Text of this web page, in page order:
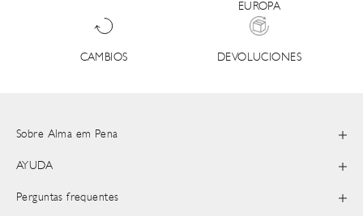
EUROPA
CAMBIOS DEVOLUCIONES
Sobre Alma em Pena
AYUDA
Perguntas frequentes